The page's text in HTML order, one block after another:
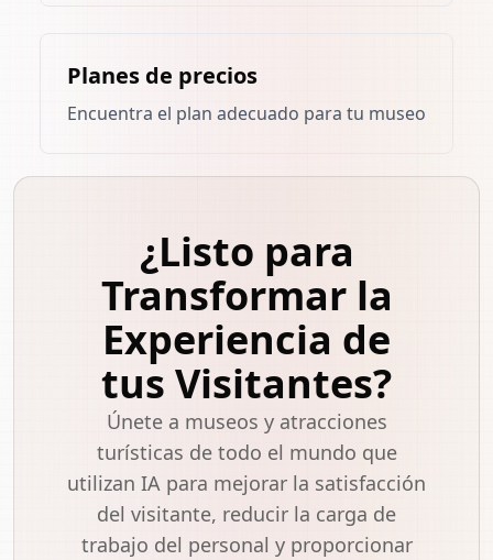
Planes de precios
Encuentra el plan adecuado para tu museo
¿Listo para
Transformar la
Experiencia de
tus Visitantes?
Únete a museos y atracciones
turísticas de todo el mundo que
utilizan IA para mejorar la satisfacción
del visitante, reducir la carga de
trabajo del personal y proporcionar